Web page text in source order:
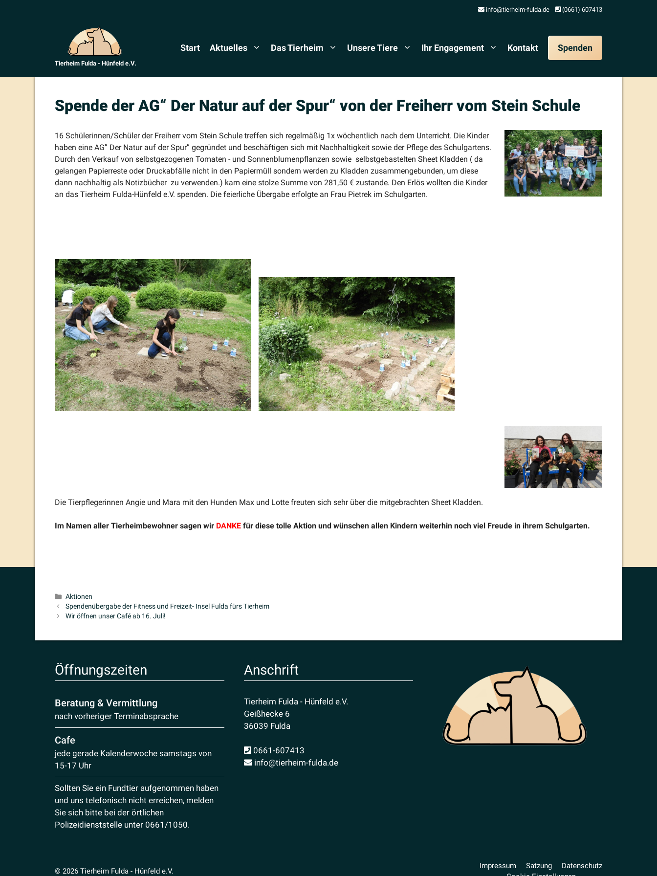
info@tierheim-fulda.de (0661) 607413
Tierheim Fulda - Hünfeld e.V.
Start Aktuelles Das Tierheim Unsere Tiere Ihr Engagement Kontakt Spenden
Spende der AG“ Der Natur auf der Spur“ von der Freiherr vom Stein Schule
16 Schülerinnen/Schüler der Freiherr vom Stein Schule treffen sich regel­mäßig 1x wöchentlich nach dem Unter­richt. Die Kinder
haben eine AG” Der Natur auf der Spur” gegründet und beschäf­tigen sich mit Nachhal­tigkeit sowie der Pflege des Schul­gartens.
Durch den Verkauf von selbst­ge­zo­genen Tomaten - und Sonnen­blu­men­pflanzen sowie selbst­ge­bas­telten Sheet Kladden ( da
gelangen Papier­reste oder Druck­ab­fälle nicht in den Papiermüll sondern werden zu Kladden zusam­men­ge­bunden, um diese
dann nachhaltig als Notiz­bücher zu verwenden.) kam eine stolze Summe von 281,50 € zustande. Den Erlös wollten die Kinder
an das Tierheim Fulda-Hünfeld e.V. spenden. Die feier­liche Übergabe erfolgte an Frau Pietrek im Schulgarten.
Die Tierpfle­ge­rinnen Angie und Mara mit den Hunden Max und Lotte freuten sich sehr über die mitge­brachten Sheet Kladden.
Im Namen aller Tierheim­be­wohner sagen wir DANKE für diese tolle Aktion und wünschen allen Kindern weiterhin noch viel Freude in ihrem Schulgarten.
Kategorien
Aktionen
Spenden­übergabe der Fitness und Freizeit- Insel Fulda fürs Tierheim
Wir öffnen unser Café ab 16. Juli!
Öffnungs­zeiten
Beratung & Vermittlung
nach vorheriger Terminabsprache
Cafe
jede gerade Kalenderwoche samstags von
15-17 Uhr
Sollten Sie ein Fundtier aufgenommen haben
und uns telefonisch nicht erreichen, melden
Sie sich bitte bei der örtlichen
Polizeidienststelle unter 0661/1050.
Anschrift
Tierheim Fulda - Hünfeld e.V.
Geißhecke 6
36039 Fulda
0661-607413
info@tierheim-fulda.de
Impressum Satzung
Daten­schutz
© 2026 Tierheim Fulda - Hünfeld e.V.